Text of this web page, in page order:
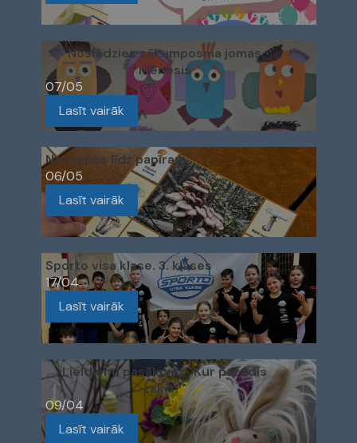
Noslēdzies sākumposma jomas
mēnesis
07/05
Lasīt vairāk
No piepes līdz papīram
06/05
Lasīt vairāk
Sporto visa klase. 3. klases
17/04
Lasīt vairāk
Lieldienu pasākums "Kur pazudis
zaķis?"
09/04
Lasīt vairāk